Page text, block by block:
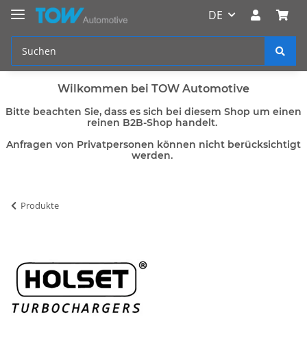
DE
Wilkommen bei TOW Automotive
Bitte beachten Sie, dass es sich bei diesem Shop um einen
reinen B2B-Shop handelt.
Anfragen von Privatpersonen können nicht berücksichtigt
werden.
Produkte